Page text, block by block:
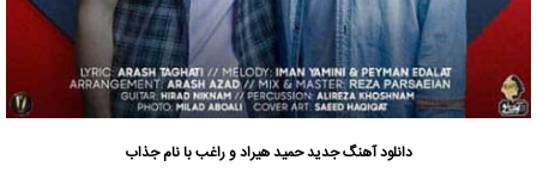
دانلود آهنگ جدیدحمید هیراد و راغب با نام جذاب